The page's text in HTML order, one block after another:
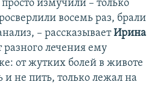
измучили – только
восемь раз, брали
– рассказываетИрина
разного лечения ему
от жутких болей в животе
и не пить, только лежал на